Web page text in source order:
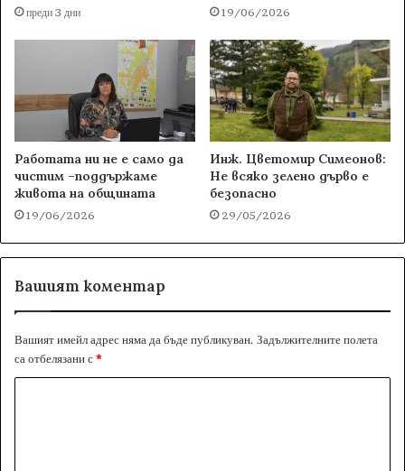
преди 3 дни 19/06/2026
Работата ни не е само да
чистим –поддържаме
живота на общината
19/06/2026
Инж. Цветомир Симеонов:
Не всяко зелено дърво е
безопасно
29/05/2026
Вашият коментар
Вашият имейл адрес няма да бъде публикуван. Задължителните полета
са отбелязани с*